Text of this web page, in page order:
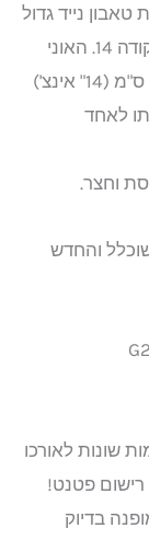
נייד גדול
אוני קודה Koda 2 ובשמו הידוע לכולם אוני קודה 14. האוני
קודה 2 מתהדר בשטח בישול מכובד של 35 ס"מ (14" אינצ')
לאחד
וחצר.
המשוכלל והחדש
שונות לאורכו
רישום פטנט!
בדיוק